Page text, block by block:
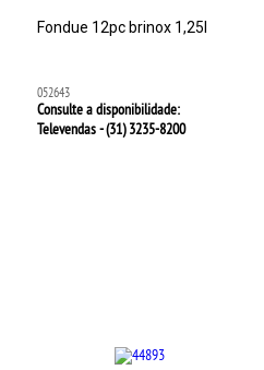
Fondue 12pc brinox 1,25l
052643
Consulte a disponibilidade:
Televendas - (31)3235-8200